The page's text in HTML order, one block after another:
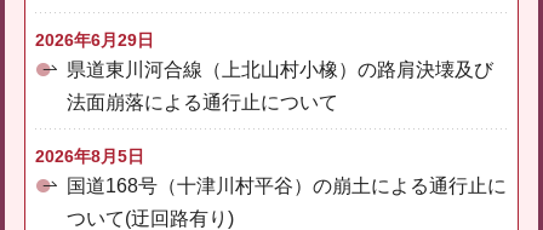
2026年6月29日
県道東川河合線（上北山村小橡）の路肩決壊及び
法面崩落による通行止について
2026年8月5日
国道168号（十津川村平谷）の崩土による通行止に
ついて(迂回路有り)